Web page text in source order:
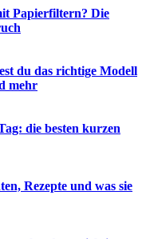
Papierfiltern? Die
du das richtige Modell
mehr
die besten kurzen
Rezepte und was sie